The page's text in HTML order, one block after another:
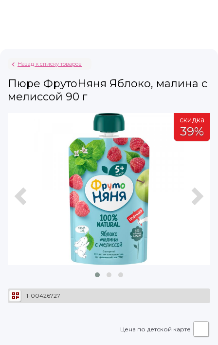
Назад к списку товаров
Пюре ФрутоНяня Яблоко, малина с
мелиссой 90 г
скидка
39%
1-00426727
Цена по детской карте